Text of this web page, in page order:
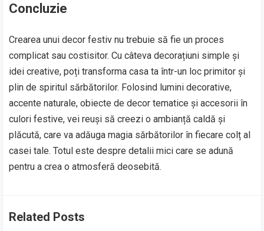
Concluzie
Crearea unui decor festiv nu trebuie să fie un proces
complicat sau costisitor. Cu câteva decorațiuni simple și
idei creative, poți transforma casa ta într-un loc primitor și
plin de spiritul sărbătorilor. Folosind lumini decorative,
accente naturale, obiecte de decor tematice și accesorii în
culori festive, vei reuși să creezi o ambianță caldă și
plăcută, care va adăuga magia sărbătorilor în fiecare colț al
casei tale. Totul este despre detalii mici care se adună
pentru a crea o atmosferă deosebită.
Related Posts